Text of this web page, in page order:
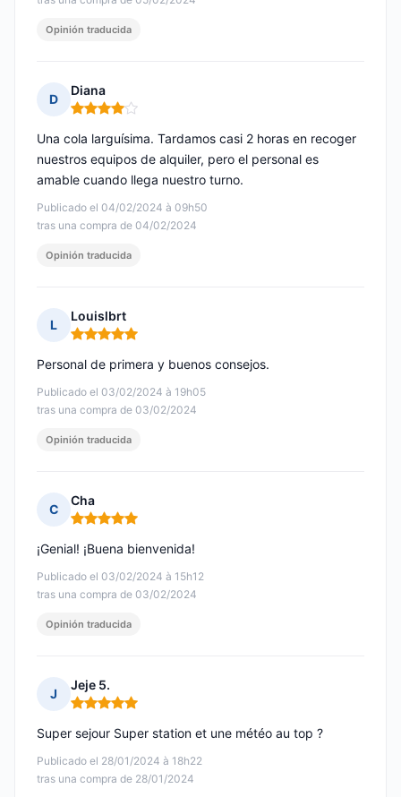
Opinión traducida
D
Diana
Nota: 4 de 5
Publicado el 04/02/2024 à 09h50
tras una compra de 04/02/2024
Una cola larguísima. Tardamos casi 2 horas en recoger
nuestros equipos de alquiler, pero el personal es
amable cuando llega nuestro turno.
Opinión traducida
L
Louislbrt
Nota: 5 de 5
Publicado el 03/02/2024 à 19h05
tras una compra de 03/02/2024
Personal de primera y buenos consejos.
Opinión traducida
C
Cha
Nota: 5 de 5
Publicado el 03/02/2024 à 15h12
tras una compra de 03/02/2024
¡Genial! ¡Buena bienvenida!
Opinión traducida
J
Jeje 5.
Nota: 5 de 5
Publicado el 28/01/2024 à 18h22
tras una compra de 28/01/2024
Super sejour Super station et une météo au top ?